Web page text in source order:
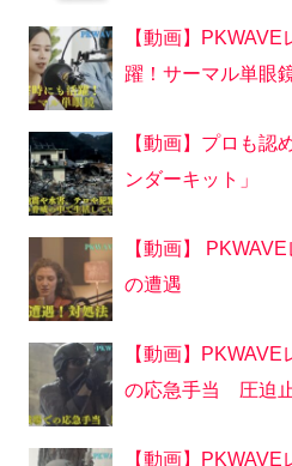
【動画】
躍！サーマル単眼
【動画】プロも認
ンダーキット」
【動画】
の遭遇
【動画】
の応急手当 圧迫
【動画】